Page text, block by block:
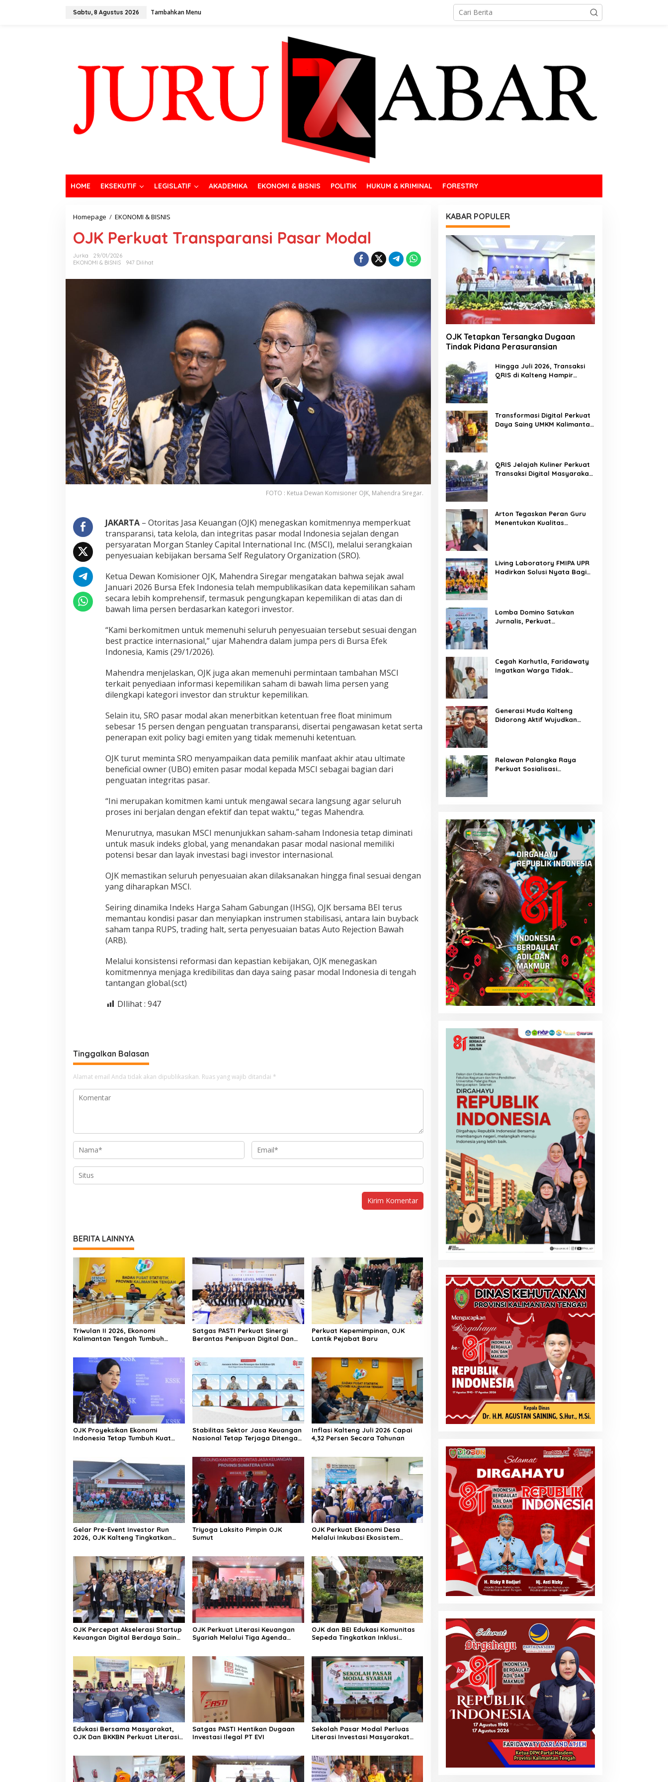
Sabtu, 8 Agustus 2026 Tambahkan Menu
HOME EKSEKUTIF LEGISLATIF AKADEMIKA EKONOMI & BISNIS POLITIK HUKUM & KRIMINAL FORESTRY
Homepage / EKONOMI & BISNIS
OJK Perkuat Transparansi Pasar Modal
Jurka
29/01/2026
EKONOMI & BISNIS
947 Dilihat
FOTO : Ketua Dewan Komisioner OJK, Mahendra Siregar.
JAKARTA– Otoritas Jasa Keuangan (OJK) menegaskan komitmennya memperkuat
transparansi, tata kelola, dan integritas pasar modal Indonesia sejalan dengan
persyaratan Morgan Stanley Capital International Inc. (MSCI), melalui serangkaian
penyesuaian kebijakan bersama Self Regulatory Organization (SRO).
Ketua Dewan Komisioner OJK, Mahendra Siregar mengatakan bahwa sejak awal
Januari 2026 Bursa Efek Indonesia telah mempublikasikan data kepemilikan saham
secara lebih komprehensif, termasuk pengungkapan kepemilikan di atas dan di
bawah lima persen berdasarkan kategori investor.
“Kami berkomitmen untuk memenuhi seluruh penyesuaian tersebut sesuai dengan
best practice internasional,” ujar Mahendra dalam jumpa pers di Bursa Efek
Indonesia, Kamis (29/1/2026).
Mahendra menjelaskan, OJK juga akan memenuhi permintaan tambahan MSCI
terkait penyediaan informasi kepemilikan saham di bawah lima persen yang
dilengkapi kategori investor dan struktur kepemilikan.
Selain itu, SRO pasar modal akan menerbitkan ketentuan free float minimum
sebesar 15 persen dengan penguatan transparansi, disertai pengawasan ketat serta
penerapan exit policy bagi emiten yang tidak memenuhi ketentuan.
OJK turut meminta SRO menyampaikan data pemilik manfaat akhir atau ultimate
beneficial owner (UBO) emiten pasar modal kepada MSCI sebagai bagian dari
penguatan integritas pasar.
“Ini merupakan komitmen kami untuk mengawal secara langsung agar seluruh
proses ini berjalan dengan efektif dan tepat waktu,” tegas Mahendra.
Menurutnya, masukan MSCI menunjukkan saham-saham Indonesia tetap diminati
untuk masuk indeks global, yang menandakan pasar modal nasional memiliki
potensi besar dan layak investasi bagi investor internasional.
OJK memastikan seluruh penyesuaian akan dilaksanakan hingga final sesuai dengan
yang diharapkan MSCI.
Seiring dinamika Indeks Harga Saham Gabungan (IHSG), OJK bersama BEI terus
memantau kondisi pasar dan menyiapkan instrumen stabilisasi, antara lain buyback
saham tanpa RUPS, trading halt, serta penyesuaian batas Auto Rejection Bawah
(ARB).
Melalui konsistensi reformasi dan kepastian kebijakan, OJK menegaskan
komitmennya menjaga kredibilitas dan daya saing pasar modal Indonesia di tengah
tantangan global.(sct)
DIlihat : 947
Tinggalkan Balasan
Alamat email Anda tidak akan dipublikasikan. Ruas yang wajib ditandai *
BERITA LAINNYA
Triwulan II 2026, Ekonomi
Kalimantan Tengah Tumbuh
Satgas PASTI Perkuat Sinergi
Berantas Penipuan Digital Dan
Perkuat Kepemimpinan, OJK
Lantik Pejabat Baru
OJK Proyeksikan Ekonomi
Indonesia Tetap Tumbuh Kuat
Stabilitas Sektor Jasa Keuangan
Nasional Tetap Terjaga Ditengah
Inflasi Kalteng Juli 2026 Capai
4,32 Persen Secara Tahunan
Gelar Pre-Event Investor Run
2026, OJK Kalteng Tingkatkan
Triyoga Laksito Pimpin OJK
Sumut
OJK Perkuat Ekonomi Desa
Melalui Inkubasi Ekosistem
OJK Percepat Akselerasi Startup
Keuangan Digital Berdaya Saing
OJK Perkuat Literasi Keuangan
Syariah Melalui Tiga Agenda
OJK dan BEI Edukasi Komunitas
Sepeda Tingkatkan Inklusi
Edukasi Bersama Masyarakat,
OJK Dan BKKBN Perkuat Literasi
Satgas PASTI Hentikan Dugaan
Investasi Ilegal PT EVI
Sekolah Pasar Modal Perluas
Literasi Investasi Masyarakat
KABAR POPULER
OJK Tetapkan Tersangka Dugaan
Tindak Pidana Perasuransian
Hingga Juli 2026, Transaksi
QRIS di Kalteng Hampir
Transformasi Digital Perkuat
Daya Saing UMKM Kalimantan
QRIS Jelajah Kuliner Perkuat
Transaksi Digital Masyarakat
Arton Tegaskan Peran Guru
Menentukan Kualitas
Living Laboratory FMIPA UPR
Hadirkan Solusi Nyata Bagi
Lomba Domino Satukan
Jurnalis, Perkuat
Cegah Karhutla, Faridawaty
Ingatkan Warga Tidak
Generasi Muda Kalteng
Didorong Aktif Wujudkan
Relawan Palangka Raya
Perkuat Sosialisasi